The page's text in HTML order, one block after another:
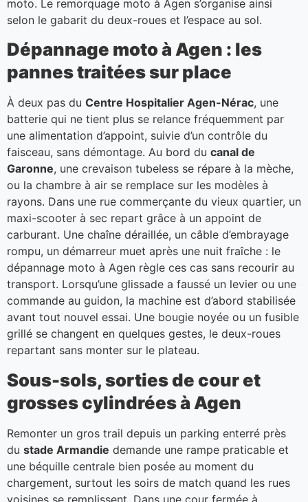
moto. Le remorquage moto à Agen s’organise ainsi
selon le gabarit du deux-roues et l’espace au sol.
Dépannage moto à Agen : les
pannes traitées sur place
À deux pas du Centre Hospitalier Agen-Nérac, une
batterie qui ne tient plus se relance fréquemment par
une alimentation d’appoint, suivie d’un contrôle du
faisceau, sans démontage. Au bord du canal de
Garonne, une crevaison tubeless se répare à la mèche,
ou la chambre à air se remplace sur les modèles à
rayons. Dans une rue commerçante du vieux quartier, un
maxi-scooter à sec repart grâce à un appoint de
carburant. Une chaîne déraillée, un câble d’embrayage
rompu, un démarreur muet après une nuit fraîche : le
dépannage moto à Agen règle ces cas sans recourir au
transport. Lorsqu’une glissade a faussé un levier ou une
commande au guidon, la machine est d’abord stabilisée
avant tout nouvel essai. Une bougie noyée ou un fusible
grillé se changent en quelques gestes, le deux-roues
repartant sans monter sur le plateau.
Sous-sols, sorties de cour et
grosses cylindrées à Agen
Remonter un gros trail depuis un parking enterré près
du stade Armandie demande une rampe praticable et
une béquille centrale bien posée au moment du
chargement, surtout les soirs de match quand les rues
voisines se remplissent. Dans une cour fermée à